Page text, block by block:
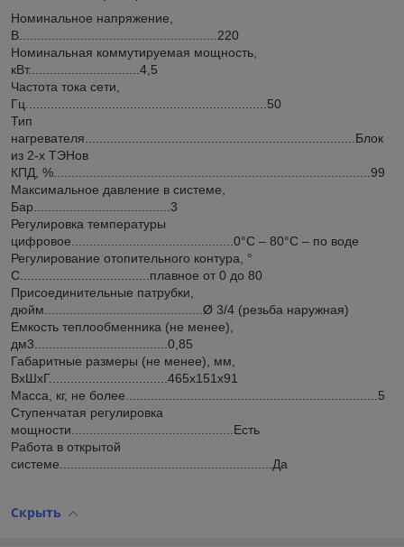
Номинальное напряжение,
В.......................................................220
Номинальная коммутируемая мощность,
кВт...............................4,5
Частота тока сети,
Гц...................................................................50
Тип
нагревателя...........................................................................Блок
из 2-х ТЭНов
КПД, %........................................................................................99
Максимальное давление в системе,
Бар......................................3
Регулировка температуры
цифровое.............................................0°C – 80°C – по воде
Регулирование отопительного контура, °
С....................................плавное от 0 до 80
Присоединительные патрубки,
дюйм............................................Ø 3/4 (резьба наружная)
Емкость теплообменника (не менее),
дм3.....................................0,85
Габаритные размеры (не менее), мм,
ВхШхГ.................................465x151x91
Масса, кг, не более......................................................................5
Ступенчатая регулировка
мощности.............................................Есть
Работа в открытой
системе...........................................................Да
Скрыть